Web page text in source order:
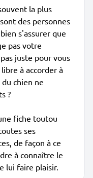
la plus
des personnes
s'assurer que
pas votre
juste pour vous
à accorder à
chien ne
?
fiche toutou
ses
de façon à ce
à connaître le
lui faire plaisir.